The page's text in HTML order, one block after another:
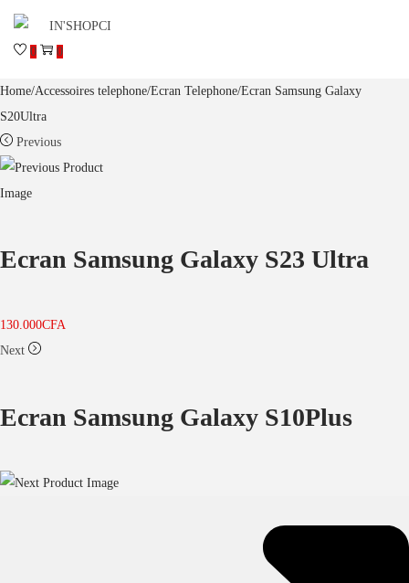
0 0
Home/Accessoires telephone/Ecran Telephone/Ecran Samsung Galaxy
S20Ultra
Previous
Ecran Samsung Galaxy S23 Ultra
130.000CFA
Next
Ecran Samsung Galaxy S10Plus